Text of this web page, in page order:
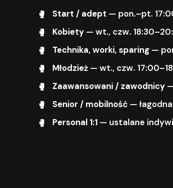
Start / adept — pon.–pt.
Kobiety — wt., czw.
Technika, worki, sparing —
Młodzież — wt., czw.
Zaawansowani / zawodnicy
Senior / mobilność —
Personal 1:1 — ustalane